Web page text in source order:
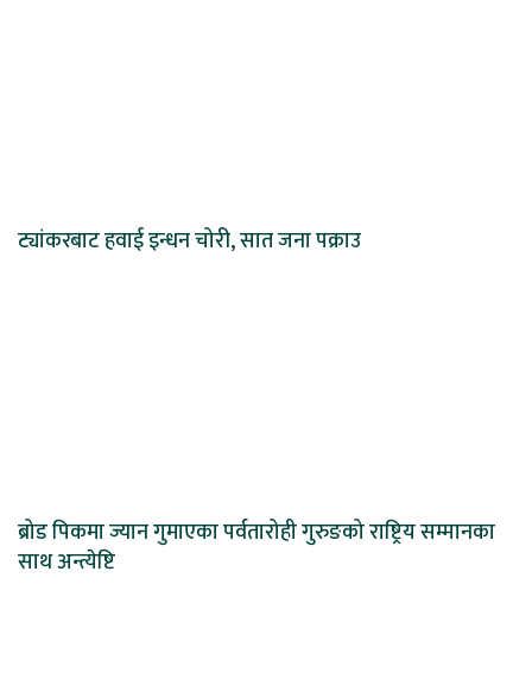
ट्यांकरबाट हवाई इन्धन चोरी, सात जना पक्राउ
ब्रोड पिकमा ज्यान गुमाएका पर्वतारोही गुरुङको राष्ट्रिय सम्मानका
साथ अन्त्येष्टि